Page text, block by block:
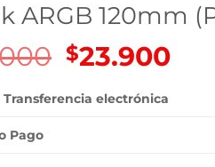
ARGB 120mm
El
precio
original
$23.900El
Transferencia electrónica
Pago